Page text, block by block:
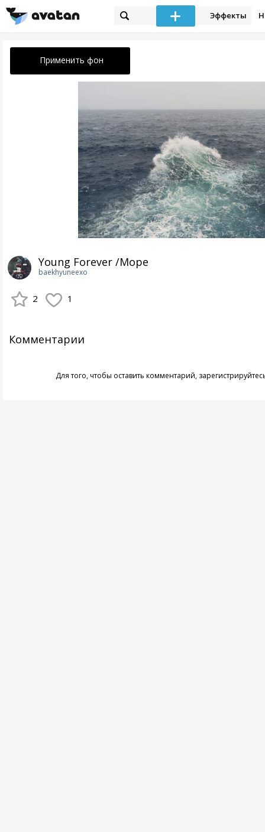
Эффекты
Применить фон
Young Forever /Море
baekhyuneexo
2 1
Комментарии
Для того, чтобы оставить комментарий,